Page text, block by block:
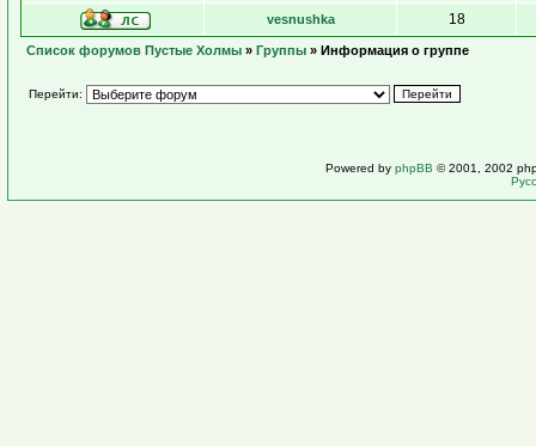
vesnushka 18
Список форумов Пустые Холмы » Группы » Информация о группе
Перейти:
Powered by phpBB © 2001, 2002